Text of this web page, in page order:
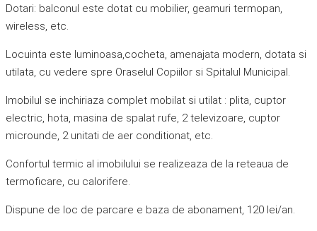
Dotari: balconul este dotat cu mobilier, geamuri termopan,
wireless, etc.
Locuinta este luminoasa,cocheta, amenajata modern, dotata si
utilata, cu vedere spre Oraselul Copiilor si Spitalul Municipal.
Imobilul se inchiriaza complet mobilat si utilat : plita, cuptor
electric, hota, masina de spalat rufe, 2 televizoare, cuptor
microunde, 2 unitati de aer conditionat, etc.
Confortul termic al imobilului se realizeaza de la reteaua de
termoficare, cu calorifere.
Dispune de loc de parcare e baza de abonament, 120 lei/an.